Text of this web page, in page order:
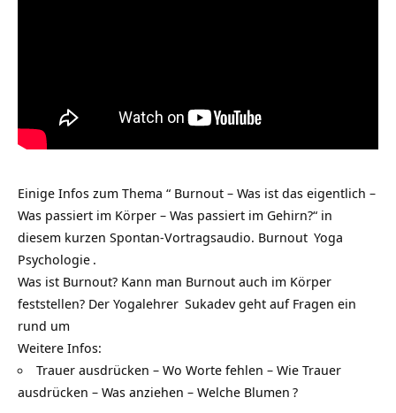
Einige Infos zum Thema “ Burnout – Was ist das eigentlich –
Was passiert im Körper – Was passiert im Gehirn?“ in
diesem kurzen Spontan-Vortragsaudio. Burnout Yoga
Psychologie .
Was ist Burnout? Kann man Burnout auch im Körper
feststellen? Der Yogalehrer Sukadev geht auf Fragen ein
rund um
Weitere Infos:
Trauer ausdrücken – Wo Worte fehlen – Wie Trauer
ausdrücken – Was anziehen – Welche Blumen ?